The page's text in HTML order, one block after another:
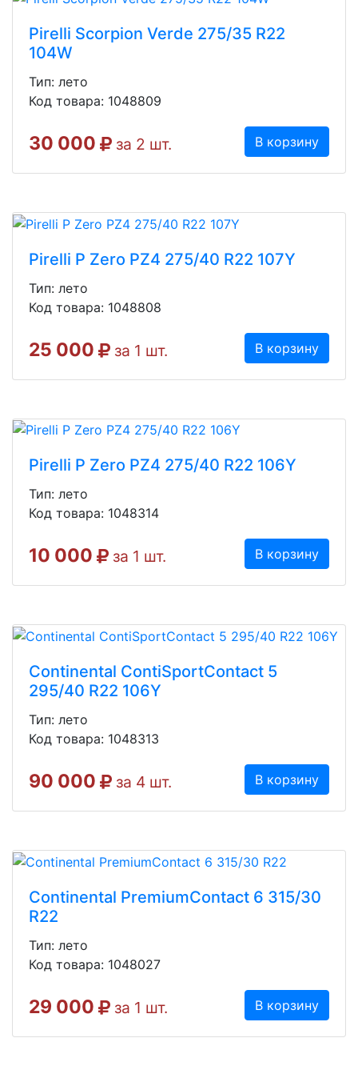
Pirelli Scorpion Verde 275/35 R22
104W
Тип: лето
Код товара: 1048809
30 000 за 2 шт. В корзину
Pirelli P Zero PZ4 275/40 R22 107Y
Тип: лето
Код товара: 1048808
25 000 за 1 шт. В корзину
Pirelli P Zero PZ4 275/40 R22 106Y
Тип: лето
Код товара: 1048314
10 000 за 1 шт. В корзину
Continental ContiSportContact 5
295/40 R22 106Y
Тип: лето
Код товара: 1048313
90 000 за 4 шт. В корзину
Continental PremiumContact 6 315/30
R22
Тип: лето
Код товара: 1048027
29 000 за 1 шт. В корзину